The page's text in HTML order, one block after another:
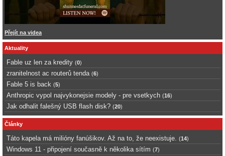
Přejít na videa
Aktuality
Fable uz len za kredity (0)
zranitelnost ac routerů tenda (6)
Fable 5 is back (5)
Anthropic vypol najvykonejsie modely - pre vsetkych (16)
Jak odhalit falešný USB flash disk? (20)
Články
Táto kapela má milióny fanúšikov. Až na to, že neexistuje. (14)
Windows 11 - připojení současně k několika sítím (7)